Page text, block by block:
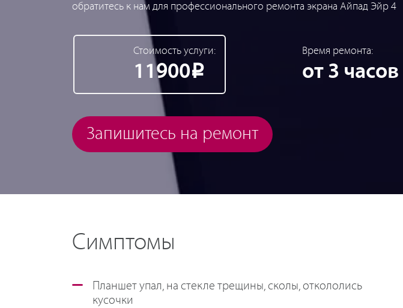
обратитесь к нам для профессионального ремонта экрана Айпад Эйр 4
Стоимость услуги:
11900Р
Время ремонта:
от 3 часов
Запишитесь на ремонт
Симптомы
Планшет упал, на стекле трещины, сколы, откололись
кусочки